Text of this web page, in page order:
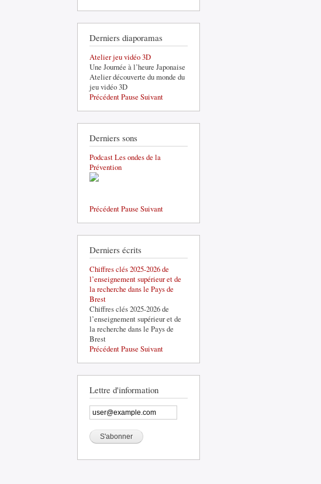
Derniers diaporamas
Atelier jeu vidéo 3D
Une Journée à l’heure Japonaise
Atelier découverte du monde du
jeu vidéo 3D
PrécédentPause Suivant
Derniers sons
Podcast Les ondes de la
Prévention
PrécédentPause Suivant
Derniers écrits
Chiffres clés 2025-2026 de
l’enseignement supérieur et de
la recherche dans le Pays de
Brest
Chiffres clés 2025-2026 de
l’enseignement supérieur et de
la recherche dans le Pays de
Brest
La base de défense de Brest-
Lorient, un acteur structurant du
territoire
La base de défense de Brest-
Lorient, un acteur structurant du
territoire
PrécédentPause Suivant
Lettre d'information